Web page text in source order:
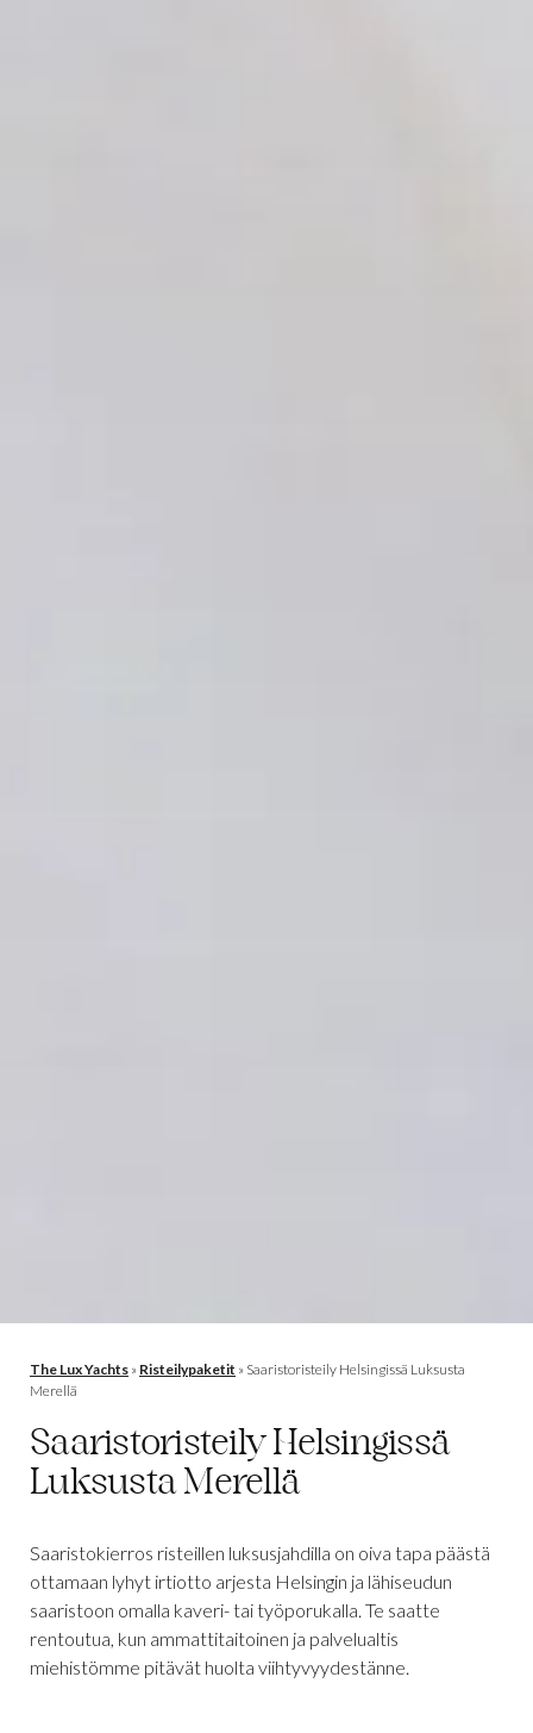
The Lux Yachts » Risteilypaketit » Saaristoristeily Helsingissä Luksusta
Merellä
Saaristoristeily Helsingissä
Luksusta Merellä
Saaristokierros risteillen luksusjahdilla on oiva tapa päästä
ottamaan lyhyt irtiotto arjesta Helsingin ja lähiseudun
saaristoon omalla kaveri- tai työporukalla. Te saatte
rentoutua, kun ammattitaitoinen ja palvelualtis
miehistömme pitävät huolta viihtyvyydestänne.